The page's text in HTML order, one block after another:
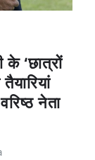
‘छात्रों
नेता